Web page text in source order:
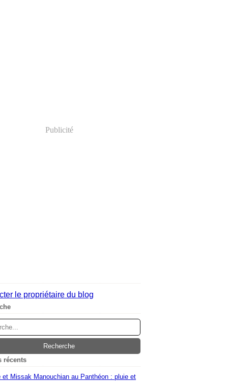
Publicité
le propriétaire du blog
récents
et Missak Manouchian au Panthéon : pluie et